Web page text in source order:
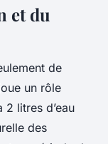
et du
de
un rôle
2 litres d’eau
des